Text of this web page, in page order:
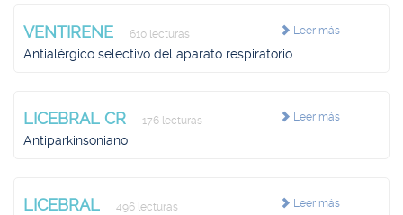
Leer más
VENTIRENE 610 lecturas
Antialérgico selectivo del aparato respiratorio
Leer más
LICEBRAL CR 176 lecturas
Antiparkinsoniano
Leer más
LICEBRAL 496 lecturas